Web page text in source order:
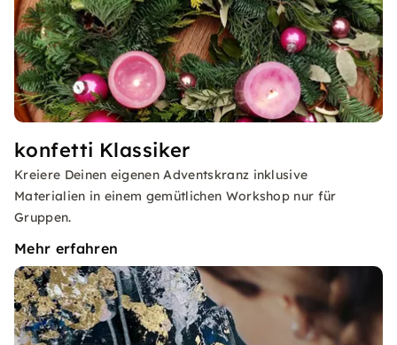
konfetti Klassiker
Kreiere Deinen eigenen Adventskranz inklusive
Materialien in einem gemütlichen Workshop nur für
Gruppen.
Mehr erfahren